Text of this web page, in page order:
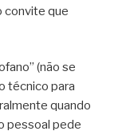
convite que
(não se
técnico para
quando
pessoal pede